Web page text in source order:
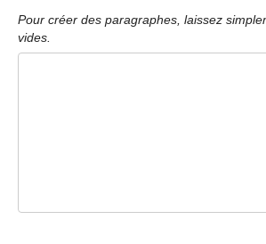
Pour créer des paragraphes, laissez
vides.